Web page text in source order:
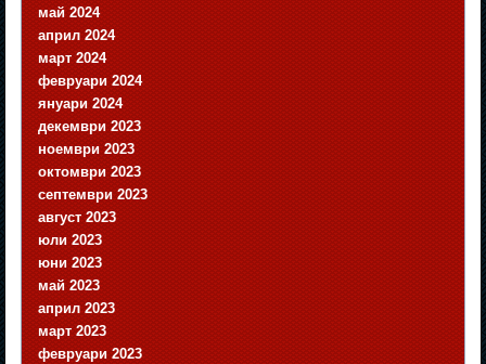
май 2024
април 2024
март 2024
февруари 2024
януари 2024
декември 2023
ноември 2023
октомври 2023
септември 2023
август 2023
юли 2023
юни 2023
май 2023
април 2023
март 2023
февруари 2023